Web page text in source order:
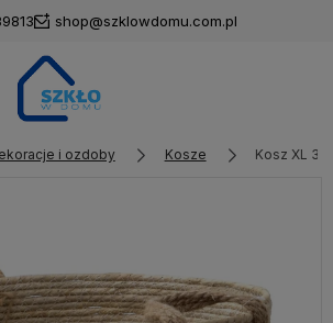
shop@szklowdomu.com.pl
i ozdoby Kosze Kosz XL